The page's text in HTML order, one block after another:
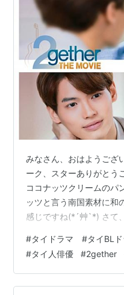
みなさん、おはようござ
ーク、スターありがとう
ココナッツクリームのパ
ッツと言う南国素材に和
感じですね(*´艸`*) さて
す。 実は、私の今のビザ
ありません。 そんなわけ
ことが現実味を帯びて来
アが可能性として一番高
#タイドラマ #タイBL
#タイ人俳優 #2gether